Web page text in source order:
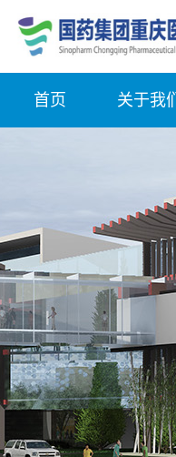
首页 关于我们